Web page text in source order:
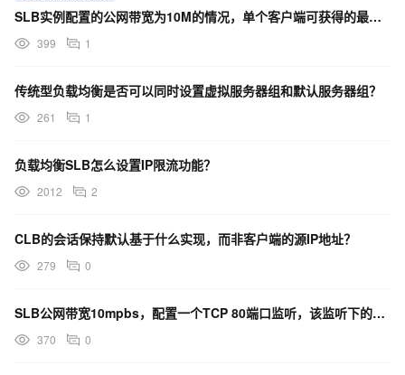
SLB实例配置的公网带宽为10M的情况，单个客户端可获得的最大出向带宽是多少？
399 1
传统型负载均衡是否可以同时设置虚拟服务器组和默认服务器组？
261 1
负载均衡SLB怎么设置IP限流功能？
2012 2
CLB的会话保持默认基于什么实现，而非客户端的源IP地址？
279 0
SLB公网带宽10mpbs，配置一个TCP 80端口监听，该监听下的客户端单流最大出方向带宽是多少？
370 0